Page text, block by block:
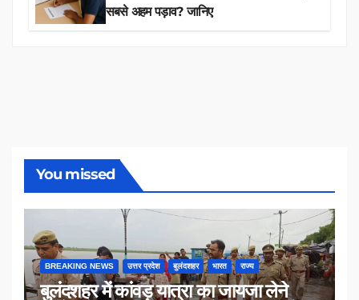
सबसे अहम पड़ाव? जानिए
You missed
BREAKING NEWS उत्तर प्रदेश बुलंदशहर भारत राज्य
बुलंदशहर में कांवड़ यात्रा का जायजा लेने